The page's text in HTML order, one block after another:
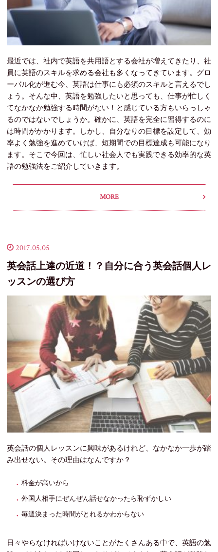
最近では、社内で英語を共用語とする会社が増えてきたり、社
員に英語のスキルを求める会社も多くなってきています。グロ
ーバル化が進む今、英語は仕事にも必須のスキルと言えるでし
ょう。そんな中、英語を勉強したいと思っても、仕事が忙しく
てなかなか勉強する時間がない！と感じている方もいらっしゃ
るのではないでしょうか。確かに、英語を完全に習得するのに
は時間がかかります。しかし、自分なりの目標を設定して、効
率よく勉強を進めていけば、短期間での目標達成も可能になり
ます。そこで今回は、忙しい社会人でも実践できる効率的な英
語の勉強法をご紹介していきます。
MORE
2017.05.05
英会話上達の近道！？自分に合う英会話個人レ
ッスンの選び方
英会話の個人レッスンに興味があるけれど、なかなか一歩が踏
み出せない。 その理由はなんですか？
料金が高いから
外国人相手にぜんぜん話せなかったら恥ずかしい
毎週決まった時間がとれるかわからない
日々やらなければいけないことがたくさんある中で、英語の勉